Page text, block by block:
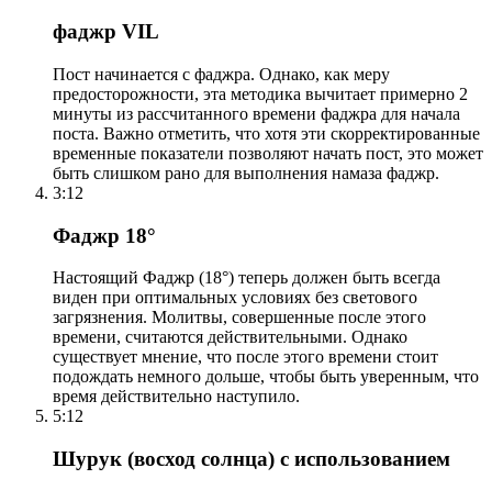
фаджр VIL
Пост начинается с фаджра. Однако, как меру
предосторожности, эта методика вычитает примерно 2
минуты из рассчитанного времени фаджра для начала
поста. Важно отметить, что хотя эти скорректированные
временные показатели позволяют начать пост, это может
быть слишком рано для выполнения намаза фаджр.
3:12
Фаджр 18°
Настоящий Фаджр (18°) теперь должен быть всегда
виден при оптимальных условиях без светового
загрязнения. Молитвы, совершенные после этого
времени, считаются действительными. Однако
существует мнение, что после этого времени стоит
подождать немного дольше, чтобы быть уверенным, что
время действительно наступило.
5:12
Шурук (восход солнца) с использованием